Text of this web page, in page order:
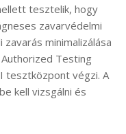
tesztelik, hogy
zavarvédelmi
minimalizálása
Testing
tesztközpont végzi. A
kell vizsgálni és